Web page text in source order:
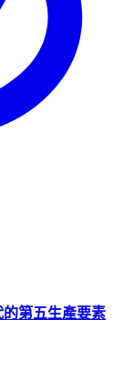
第五生產要素